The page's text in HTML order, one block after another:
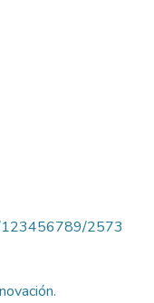
123456789/2573